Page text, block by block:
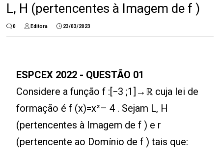
L, H (pertencentes à Imagem de f )
0 Editora 23/03/2023
ESPCEX 2022 - QUESTÃO 01
Considere a função f :[−3 ;1]→ℝ cuja lei de
formação é f (x)=x²– 4 . Sejam L, H
(pertencentes à Imagem de f ) e r
(pertencente ao Domínio de f ) tais que: